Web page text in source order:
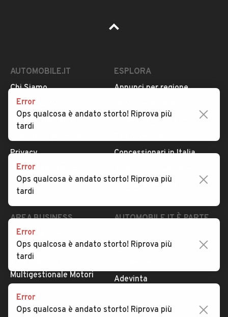
AUTOMOBILE.IT
Chi Siamo
Serve aiuto?
Dati identificativi
Privacy
Impostazioni Privacy
Security
ESPLORA
Annunci per regione
Tutte le auto usate
Concessionari in Italia
Valutazione auto
AREA BUSINESS
Registrazione
concessionario
Multigestionale Motori
AUTOMOBILE.IT È PARTE
subito.it
Adevinta
SEGUICI
Error
Ops qualcosa è andato storto! Riprova più
tardi
Error
Ops qualcosa è andato storto! Riprova più
tardi
Error
Ops qualcosa è andato storto! Riprova più
tardi
Error
Ops qualcosa è andato storto! Riprova più